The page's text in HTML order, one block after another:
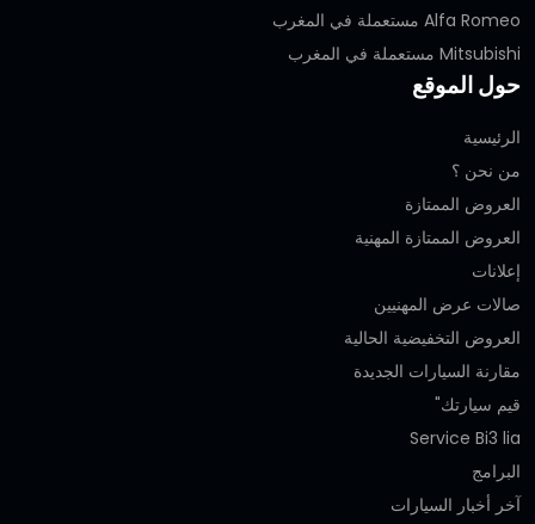
Alfa Romeo مستعملة في المغرب
Mitsubishi مستعملة في المغرب
حول الموقع
الرئيسية
من نحن ؟
العروض الممتازة
العروض الممتازة المهنية‎
إعلانات
صالات عرض المهنيين
العروض التخفيضية الحالية
مقارنة السيارات الجديدة
قيم سيارتك"
Service Bi3 lia
البرامج
آخر أخبار السيارات